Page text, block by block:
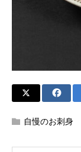
自慢のお刺身